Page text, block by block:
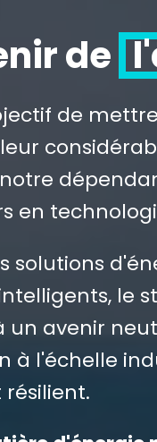
de
de
en
solutions
le
avenir
l'échelle